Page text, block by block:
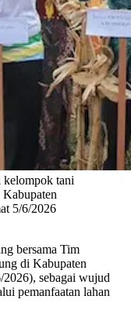
kelompok tani
5/6/2026
bersama Tim
di Kabupaten
sebagai wujud
pemanfaatan lahan